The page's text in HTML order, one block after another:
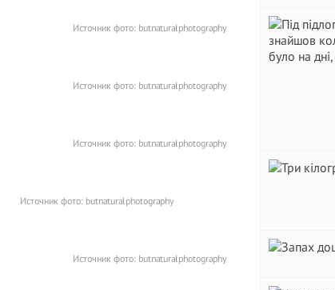
Источник фото: butnaturalphotography
Источник фото: butnaturalphotography
Источник фото: butnaturalphotography
Источник фото: butnaturalphotography
Источник фото: butnaturalphotography